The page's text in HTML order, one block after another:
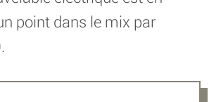
point dans le mix par